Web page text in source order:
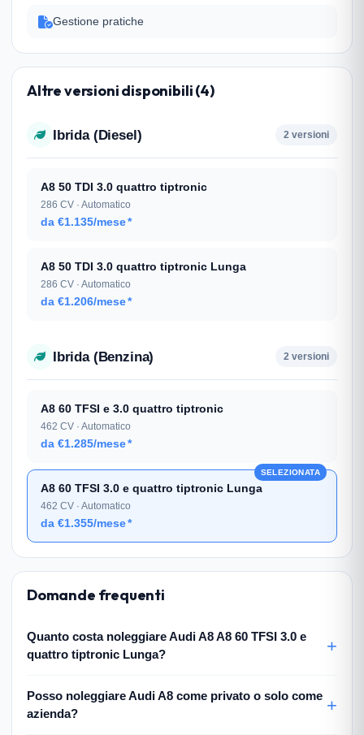
Gestione pratiche
Altre versioni disponibili (4)
Ibrida (Diesel) 2 versioni
A8 50 TDI 3.0 quattro tiptronic
286 CV · Automatico
da €1.135/mese*
A8 50 TDI 3.0 quattro tiptronic Lunga
286 CV · Automatico
da €1.206/mese*
Ibrida (Benzina) 2 versioni
A8 60 TFSI e 3.0 quattro tiptronic
462 CV · Automatico
da €1.285/mese*
A8 60 TFSI 3.0 e quattro tiptronic Lunga
462 CV · Automatico
da €1.355/mese*
SELEZIONATA
Domande frequenti
Quanto costa noleggiare Audi A8 A8 60 TFSI 3.0 e
quattro tiptronic Lunga?
Posso noleggiare Audi A8 come privato o solo come
azienda?